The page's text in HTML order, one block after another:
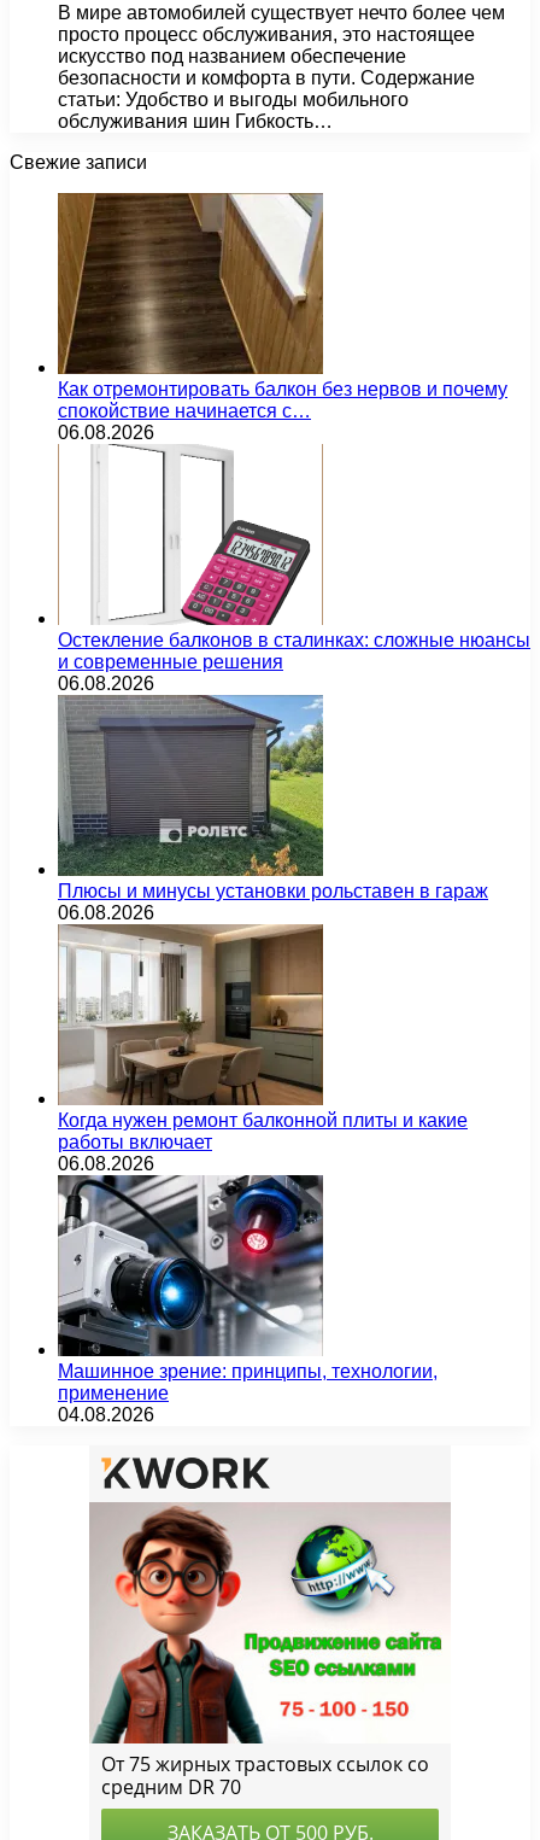
В мире автомобилей существует нечто более чем
просто процесс обслуживания, это настоящее
искусство под названием обеспечение
безопасности и комфорта в пути. Содержание
статьи: Удобство и выгоды мобильного
обслуживания шин Гибкость…
Свежие записи
Как отремонтировать балкон без нервов и почему
спокойствие начинается с…
06.08.2026
Остекление балконов в сталинках: сложные нюансы
и современные решения
06.08.2026
Плюсы и минусы установки рольставен в гараж
06.08.2026
Когда нужен ремонт балконной плиты и какие
работы включает
06.08.2026
Машинное зрение: принципы, технологии,
применение
04.08.2026